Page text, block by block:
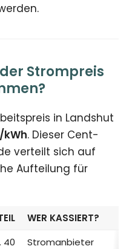
Strompreis
in Landshut
. Dieser Cent-
verteilt sich auf
Aufteilung für
WER KASSIERT?
40
Stromanbieter